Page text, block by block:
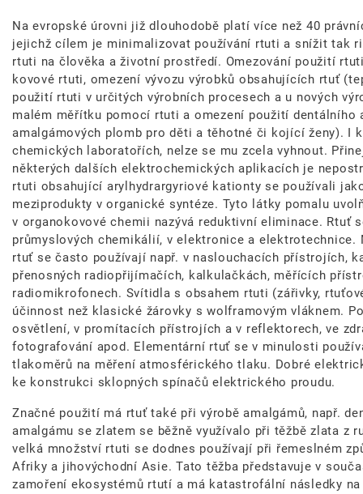
Na evropské úrovni již dlouhodobě platí více než 40
jejichž cílem je minimalizovat používání rtuti a snížit tak
rtuti na člověka a životní prostředí. Omezování použití
kovové rtuti, omezení vývozu výrobků obsahujících rtuť
použití rtuti v určitých výrobních procesech a u nových
malém měřítku pomocí rtuti a omezení použití dentálního
amalgámových plomb pro děti a těhotné či kojící ženy). I
chemických laboratořích, nelze se mu zcela vyhnout.
některých dalších elektrochemických aplikacích je
rtuti obsahující arylhydrargyriové kationty se používali
meziprodukty v organické syntéze. Tyto látky pomalu
v organokovové chemii nazývá reduktivní eliminace. Rtuť
průmyslových chemikálií, v elektronice a
rtuť se často používají např. v naslouchacích přístrojích,
přenosných radiopřijímačích, kalkulačkách, měřících
radiomikrofonech. Svítidla s obsahem rtuti (zářivky,
účinnost než klasické žárovky s wolframovým vláknem.
osvětlení, v promítacích přístrojích a v reflektorech, ve
fotografování apod. Elementární rtuť se v minulosti
tlakoměrů na měření atmosférického tlaku. Dobré
ke konstrukci sklopných spínačů elektrického proudu.
Značné použití má rtuť také při výrobě amalgámů, např.
amalgámu se zlatem se běžně využívalo při těžbě zlata z
velká množství rtuti se dodnes používají při řemeslném
Afriky a jihovýchodní Asie. Tato těžba představuje v
zamoření ekosystémů rtutí a má katastrofální následky